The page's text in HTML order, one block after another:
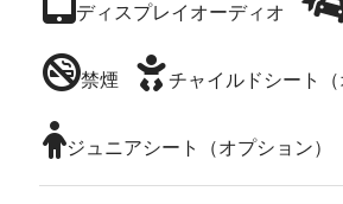
ディスプレイオーディオ
禁煙 チャイルドシート（
ジュニアシート（オプション）